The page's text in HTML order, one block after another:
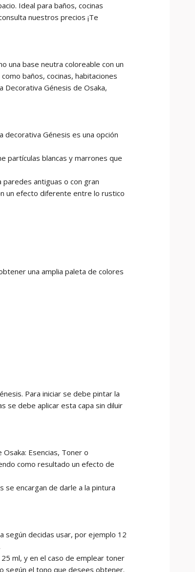
Ideal para baños, cocinas
nuestros precios ¡Te
una base neutra coloreable con un
baños, cocinas, habitaciones
Decorativa Génesis de Osaka,
Génesis es una opción
partículas blancas y marrones que
antiguas o con gran
un efecto diferente entre lo rustico
una amplia paleta de colores
Para iniciar se debe pintar la
se debe aplicar esta capa sin diluir
Esencias, Toner o
como resultado un efecto de
se encargan de darle a la pintura
según decidas usar, por ejemplo 12
ml, y en el caso de emplear toner
según el tono que desees obtener.